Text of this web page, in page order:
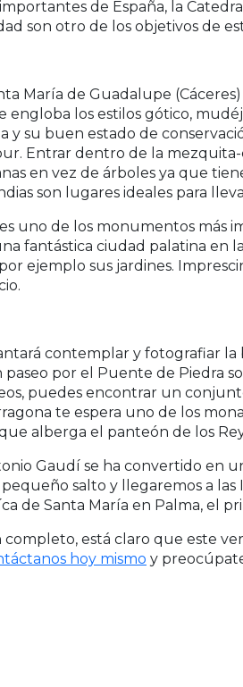
de España, la
son otro de los objetivos de
María de Guadalupe
los estilos gótico,
y su buen estado de
Entrar dentro de la
en vez de árboles ya que
son lugares ideales para
uno de los monumentos más
fantástica ciudad palatina
ejemplo sus jardines.
contemplar y fotografiar la
paseo por el Puente de Piedra
puedes encontrar un
te espera uno de los
alberga el panteón de los
Gaudí se ha convertido en
salto y llegaremos a
de Santa María en Palma, el
está claro que este
hoy mismo y